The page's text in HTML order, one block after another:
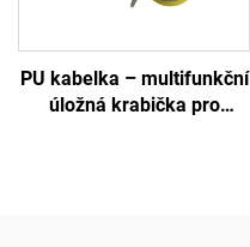
PU kabelka – multifunkční
úložná krabička pro